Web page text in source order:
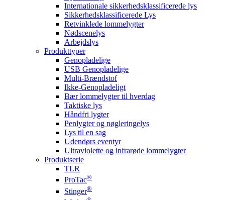
Internationale sikkerhedsklassificerede lys
Sikkerhedsklassificerede Lys
Retvinklede lommelygter
Nødscenelys
Arbejdslys
Produkttyper
Genopladelige
USB Genopladelige
Multi-Brændstof
Ikke-Genopladeligt
Bær lommelygter til hverdag
Taktiske lys
Håndfri lygter
Penlygter og nøgleringelys
Lys til en sag
Udendørs eventyr
Ultraviolette og infrarøde lommelygter
Produktserie
TLR
ProTac®
Stinger®